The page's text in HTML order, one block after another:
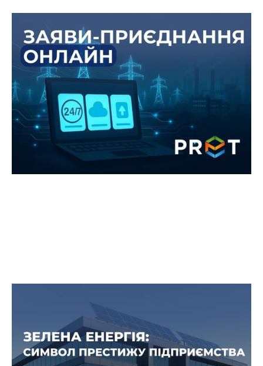
Онлайн-офіс «ПРЕТ Сервіс
Енергозмін» тепер з новими
можливостями!
Ми зробили ще один крок назустріч нашим
клієнтам. Тепер через онлайн-офіс «ПРЕТ Сервіс
Енергозмін» ви можете подати заяви на
приєднання.
сучасного бізнесу
Сучасний бізнес більше не може спиратися
тільки на прибуток. Клієнти, партнери та
інвестори очікують від компаній
відповідальності, прозорості та сталого